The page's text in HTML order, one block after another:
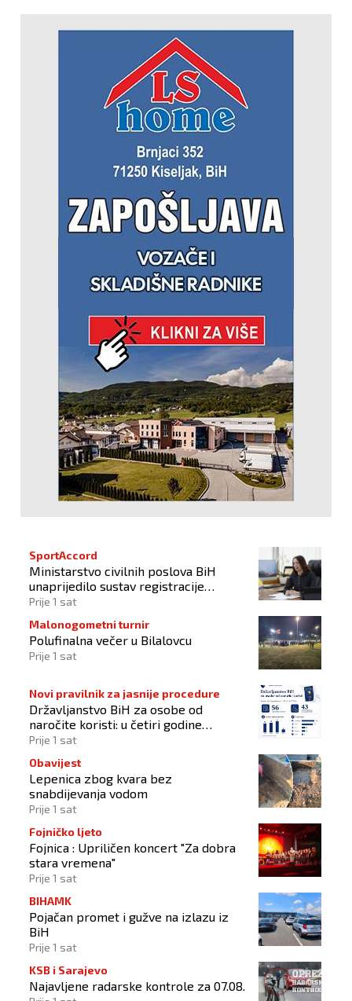
SportAccord
Ministarstvo civilnih poslova BiH
unaprijedilo sustav registracije
sportskih organizacija
Prije 1 sat
Malonogometni turnir
Polufinalna večer u Bilalovcu
Prije 1 sat
Novi pravilnik za jasnije procedure
Državljanstvo BiH za osobe od
naročite koristi: u četiri godine
odobrena 43 zahtjeva
Prije 1 sat
Obavijest
Lepenica zbog kvara bez
snabdijevanja vodom
Prije 1 sat
Fojničko ljeto
Fojnica : Upriličen koncert "Za dobra
stara vremena"
Prije 1 sat
BIHAMK
Pojačan promet i gužve na izlazu iz
BiH
Prije 1 sat
KSB i Sarajevo
Najavljene radarske kontrole za 07.08.